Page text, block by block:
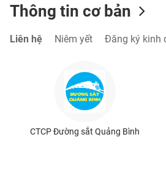
Thông tin cơ bản
Liên hệ Niêm yết Đăng ký kinh
CTCP Đường sắt Quảng Bình
CHÍNH